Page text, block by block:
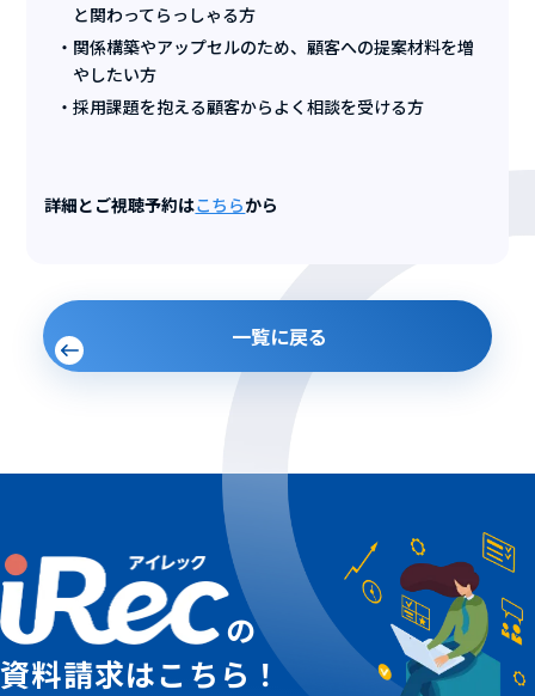
と関わってらっしゃる方
関係構築やアップセルのため、顧客への提案材料を増
やしたい方
採用課題を抱える顧客からよく相談を受ける方
詳細とご視聴予約はこちらから
一覧に戻る
の
資料請求はこちら！